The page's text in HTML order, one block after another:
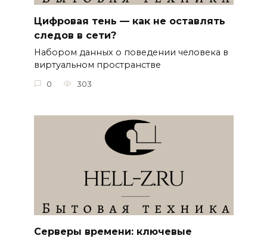
Цифровая тень — как не оставлять
следов в сети?
Набором данных о поведении человека в
виртуальном пространстве
0 303
Серверы времени: ключевые